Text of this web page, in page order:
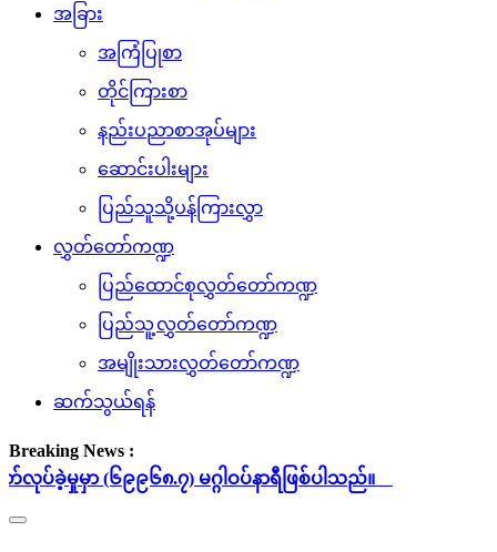
အခြား
အကြံပြုစာ
တိုင်ကြားစာ
နည်းပညာစာအုပ်များ
ဆောင်းပါးများ
ပြည်သူသို့ပန်ကြားလွှာ
လွှတ်တော်ကဏ္ဍ
ပြည်ထောင်စုလွှတ်တော်ကဏ္ဍ
ပြည်သူ့လွှတ်တော်ကဏ္ဍ
အမျိုးသားလွှတ်တော်ကဏ္ဍ
ဆက်သွယ်ရန်
Breaking News :
(၆၉၉၆၈.၇) မဂ္ဂါဝပ်နာရီဖြစ်ပါသည်။
Toggle